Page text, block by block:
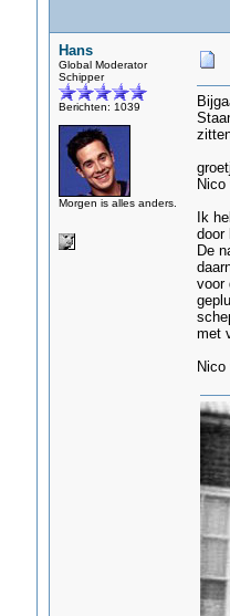
Hans
Global Moderator
Schipper
Berichten: 1039
Morgen is alles anders.
Ik
door
De
voor
met